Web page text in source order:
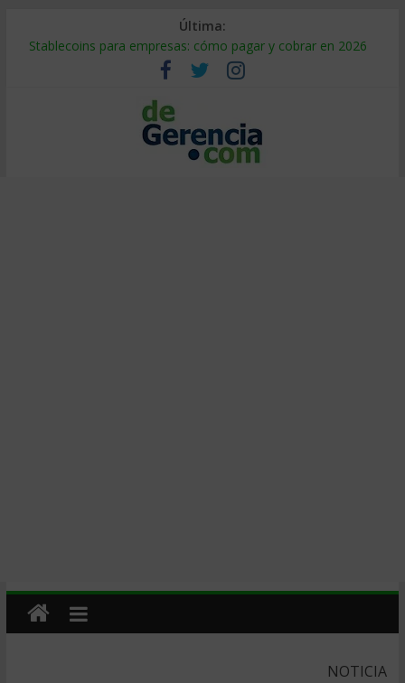
Última:
Stablecoins para empresas: cómo pagar y cobrar en 2026
Despido silencioso: qué es y por qué sale tan caro
IA en selección de personal: cómo auditarla a tiempo
Trabajo forzoso en la cadena de suministro: qué hacer
Mercado hispano de EE. UU.: cómo segmentarlo y venderle
NOTICIA